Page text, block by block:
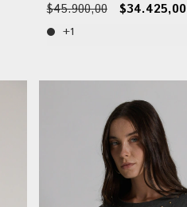
$45.900,00 $34.425,00
+1